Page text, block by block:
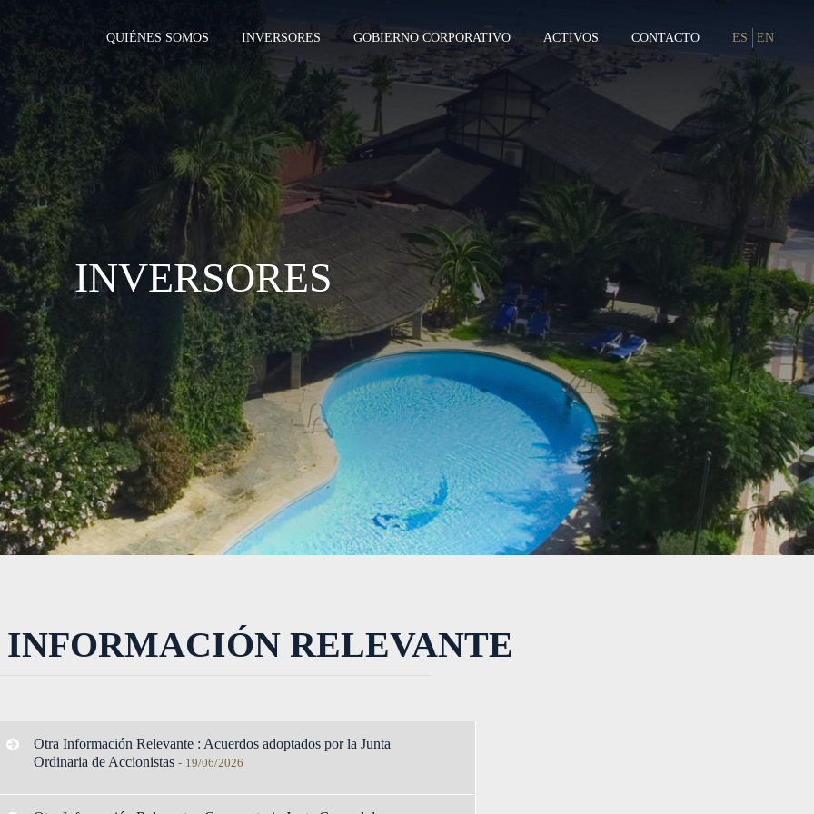
QUIÉNES SOMOS INVERSORES GOBIERNO CORPORATIVO ACTIVOS CONTACTO ES EN
INVERSORES
RELEVANTE
Otra Información Relevante : Acuerdos adoptados por la Junta
Ordinaria de Accionistas - 19/06/2026